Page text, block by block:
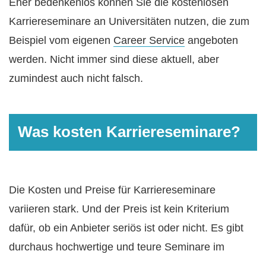
Karriereseminare an Universitäten nutzen, die zum
Beispiel vom eigenen Career Service angeboten
werden. Nicht immer sind diese aktuell, aber
zumindest auch nicht falsch.
Was kosten Karriereseminare?
Die Kosten und Preise für Karriereseminare
variieren stark. Und der Preis ist kein Kriterium
dafür, ob ein Anbieter seriös ist oder nicht. Es gibt
durchaus hochwertige und teure Seminare im